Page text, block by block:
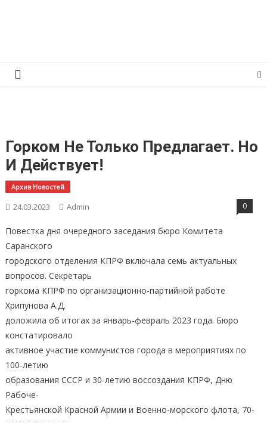
Горком Не Только Предлагает. Но
И Действует!
Архив Новостей
24.03.2023 Admin 0
Повестка дня очередного заседания бюро Комитета
Саранского
городского отделения КПРФ включала семь актуальных
вопросов. Секретарь
горкома КПРФ по организационно-партийной работе
Хрипунова А.Д.
доложила об итогах за январь-февраль 2023 года. Бюро
констатировало
активное участие коммунистов города в мероприятиях по
100-летию
образования СССР и 30-летию воссоздания КПРФ, Дню
Рабоче-
Крестьянской Красной Армии и Военно-морского флота, 70-